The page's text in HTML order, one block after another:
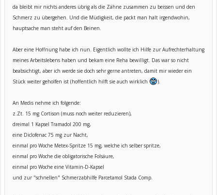
da bleibt mir nichts anderes übrig als die Zähne zusammen zu beissen und den
Schmerz zu übergehen. Und die Müdigkeit, die packt man halt irgendwohin,
hauptsache man steht auf den Beinen.
Aber eine Hoffnung habe ich nun. Eigentlich wollte ich Hilfe zur Aufrechterhaltung
meines Arbeitslebens haben und bekam eine Reha bewilligt. Das war so nicht
beabsichtigt, aber ich werde sie doch sehr gerne antreten, damit mir wieder ein
Stück weiter geholfen ist (hoffentlich hilft sie auch wirklich
).
An Medis nehme ich folgende:
z.Zt. 15 mg Cortison (muss noch weiter reduzieren),
dreimal 1 Kapsel Tramadol 200 mg,
eine Diclofenac 75 mg zur Nacht,
einmal pro Woche Metex-Spritze 15 mg, welche ich selber spritze,
einmal pro Woche die obligatorische Folsäure,
einmal pro Woche eine Vitamin-D-Kapsel
und zur "schnellen" Schmerzabhilfe Parcetamol Stada Comp.